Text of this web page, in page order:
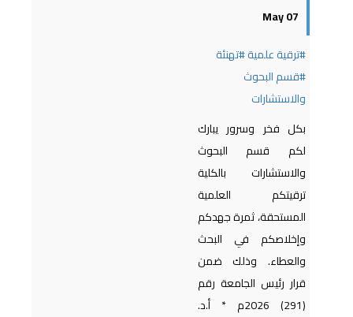
07 May
#ترقية علمية#تهنئة
#قسم البحوث
والاستشارات
بكل فخر وسرور يبارك
لكم قسم البحوث
والاستشارات بالكلية
ترقيتكم العلمية
المستحقة، ثمرة جهدكم
وإخلاصكم في البحث
والعطاء. وذلك ضمن
قرار رئيس الجامعة رقم
(291) 2026م * أ.د.